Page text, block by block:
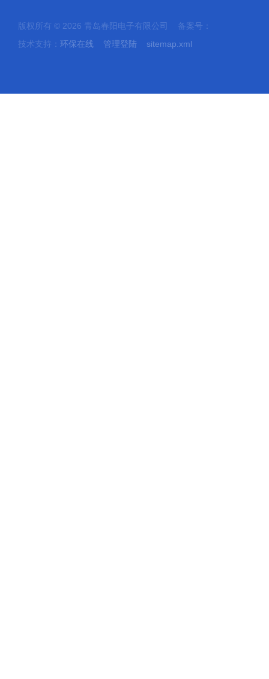
版权所有 © 2026 青岛春阳电子有限公司 备案号：
技术支持： 环保在线 管理登陆 sitemap.xml